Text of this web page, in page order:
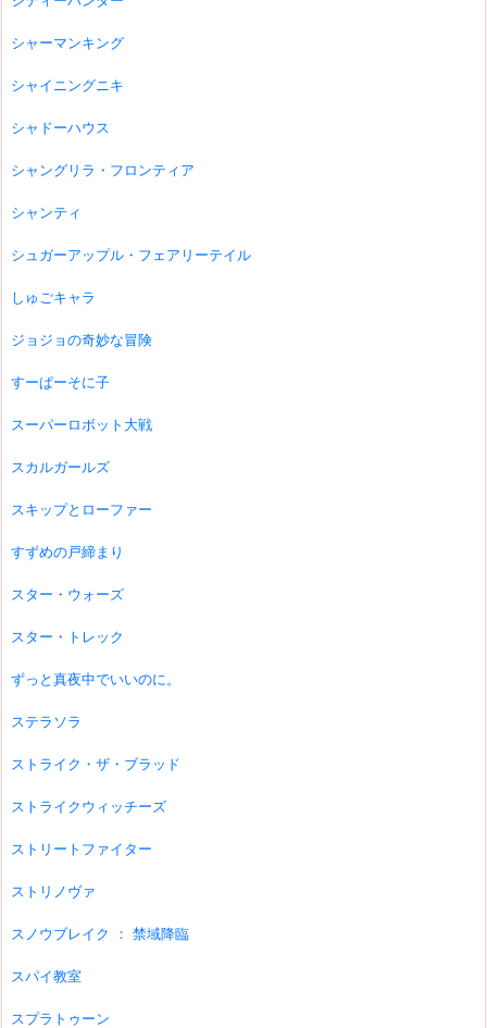
シャーマンキング
シャイニングニキ
シャドーハウス
シャングリラ・フロンティア
シャンティ
シュガーアップル・フェアリーテイル
しゅごキャラ
ジョジョの奇妙な冒険
すーぱーそに子
スーパーロボット大戦
スカルガールズ
スキップとローファー
すずめの戸締まり
スター・ウォーズ
スター・トレック
ずっと真夜中でいいのに。
ステラソラ
ストライク・ザ・ブラッド
ストライクウィッチーズ
ストリートファイター
ストリノヴァ
スノウブレイク ： 禁域降臨
スパイ教室
スプラトゥーン